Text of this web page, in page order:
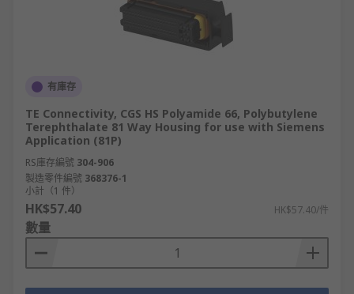
有庫存
TE Connectivity, CGS HS Polyamide 66, Polybutylene
Terephthalate 81 Way Housing for use with Siemens
Application (81P)
RS庫存編號 304-906
製造零件編號 368376-1
小計（1 件）
HK$57.40 HK$57.40/件
數量